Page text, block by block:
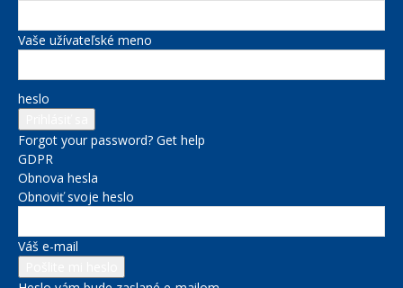
Vaše užívateľské meno
heslo
Forgot your password? Get help
GDPR
Obnova hesla
Obnoviť svoje heslo
Váš e-mail